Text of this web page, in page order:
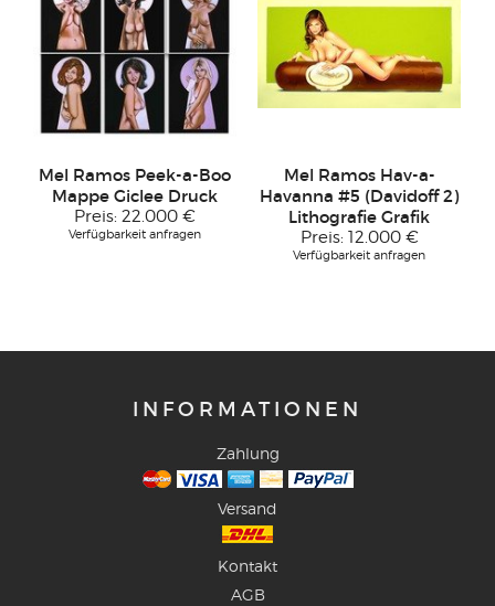
Mel Ramos Peek-a-Boo
Mappe Giclee Druck
Preis: 22.000 €
Verfügbarkeit anfragen
Mel Ramos Hav-a-
Havanna #5 (Davidoff 2)
Lithografie Grafik
Preis: 12.000 €
Verfügbarkeit anfragen
INFORMATIONEN
Zahlung
Versand
Kontakt
AGB